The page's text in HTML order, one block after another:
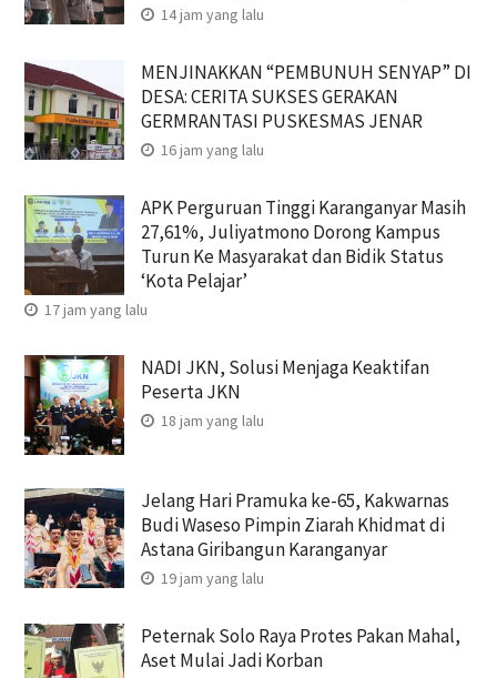
14 jam yang lalu
MENJINAKKAN “PEMBUNUH SENYAP” DI
DESA: CERITA SUKSES GERAKAN
GERMRANTASI PUSKESMAS JENAR
16 jam yang lalu
APK Perguruan Tinggi Karanganyar Masih
27,61%, Juliyatmono Dorong Kampus
Turun Ke Masyarakat dan Bidik Status
‘Kota Pelajar’
17 jam yang lalu
NADI JKN, Solusi Menjaga Keaktifan
Peserta JKN
18 jam yang lalu
Jelang Hari Pramuka ke-65, Kakwarnas
Budi Waseso Pimpin Ziarah Khidmat di
Astana Giribangun Karanganyar
19 jam yang lalu
Peternak Solo Raya Protes Pakan Mahal,
Aset Mulai Jadi Korban